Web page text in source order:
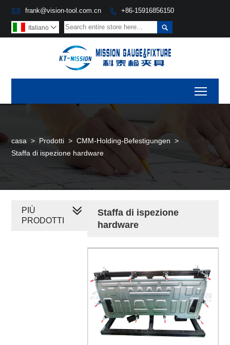
 frank@vision-tool.com.cn  +86-15916856150

Italiano 
casa > Prodotti > CMM-Holding-Befestigungen >
Staffa di ispezione hardware
Staffa di ispezione
hardware
PIÙ
PRODOTTI